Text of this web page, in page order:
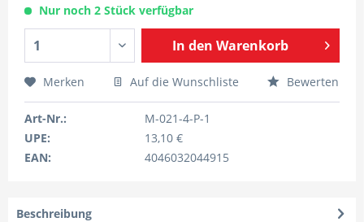
Nur noch 2 Stück verfügbar
In den Warenkorb
Merken Auf die Wunschliste Bewerten
Art-Nr.:
M-021-4-P-1
UPE:
13,10 €
EAN:
4046032044915
Beschreibung